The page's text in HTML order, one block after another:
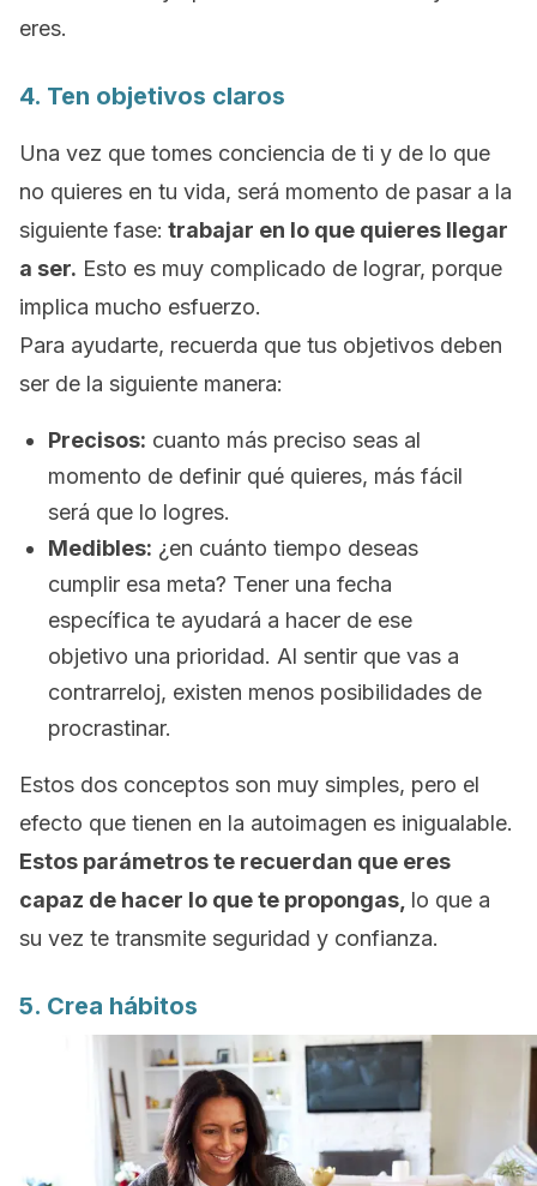
eres.
4. Ten objetivos claros
Una vez que tomes conciencia de ti y de lo que
no quieres en tu vida, será momento de pasar a la
siguiente fase: trabajar en lo que quieres llegar
a ser. Esto es muy complicado de lograr, porque
implica mucho esfuerzo.
Para ayudarte, recuerda que tus objetivos deben
ser de la siguiente manera:
Precisos: cuanto más preciso seas al
momento de definir qué quieres, más fácil
será que lo logres.
Medibles: ¿en cuánto tiempo deseas
cumplir esa meta? Tener una fecha
específica te ayudará a hacer de ese
objetivo una prioridad. Al sentir que vas a
contrarreloj, existen menos posibilidades de
procrastinar.
Estos dos conceptos son muy simples, pero el
efecto que tienen en la autoimagen es inigualable.
Estos parámetros te recuerdan que eres
capaz de hacer lo que te propongas, lo que a
su vez te transmite seguridad y confianza.
5. Crea hábitos